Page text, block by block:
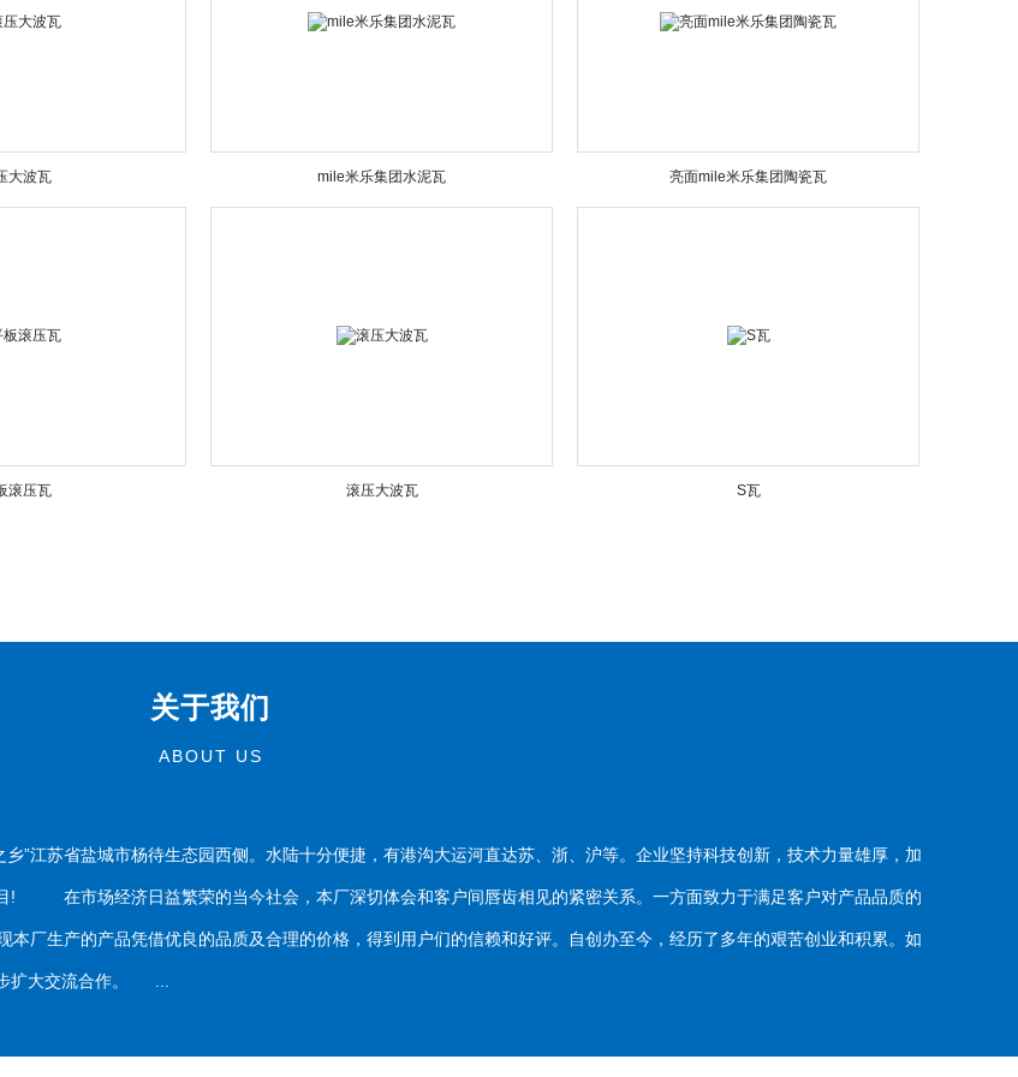
大波瓦 mile米乐集团水泥瓦 亮面mile米乐集团陶瓷瓦
滚压瓦 滚压大波瓦 S瓦
关于我们
ABOUT US
江苏省盐城市杨待生态园西侧。水陆十分便捷，有港沟大运河直达苏、浙、沪等。企业坚持科技创新，技术力量雄厚，加
! 在市场经济日益繁荣的当今社会，本厂深切体会和客户间唇齿相见的紧密关系。一方面致力于满足客户对产品品质的
生产的产品凭借优良的品质及合理的价格，得到用户们的信赖和好评。自创办至今，经历了多年的艰苦创业和积累。如
扩大交流合作。 ...